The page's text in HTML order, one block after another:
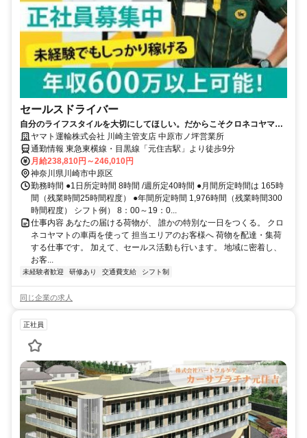
セールスドライバー
自分のライフスタイルを大切にしてほしい。だからこそクロネコヤマト
は収入も休日も充実
ヤマト運輸株式会社 川崎主管支店 中原市ノ坪営業所
通勤情報 東急東横線・目黒線「元住吉駅」より徒歩9分
月給238,810円～246,010円
神奈川県川崎市中原区
勤務時間 ●1日所定時間 8時間 /週所定40時間 ●月間所定時間は 165時
間（残業時間25時間程度） ●年間所定時間 1,976時間（残業時間300
時間程度） シフト例） 8：00～19：0...
仕事内容 あなたの届ける荷物が、 誰かの特別な一日をつくる。 クロ
ネコヤマトの車両を使って 担当エリアのお客様へ 荷物を配達・集荷
する仕事です。 加えて、セールス活動も行います。 地域に密着し、
お客...
未経験者歓迎 研修あり 交通費支給 シフト制
同じ企業の求人
正社員